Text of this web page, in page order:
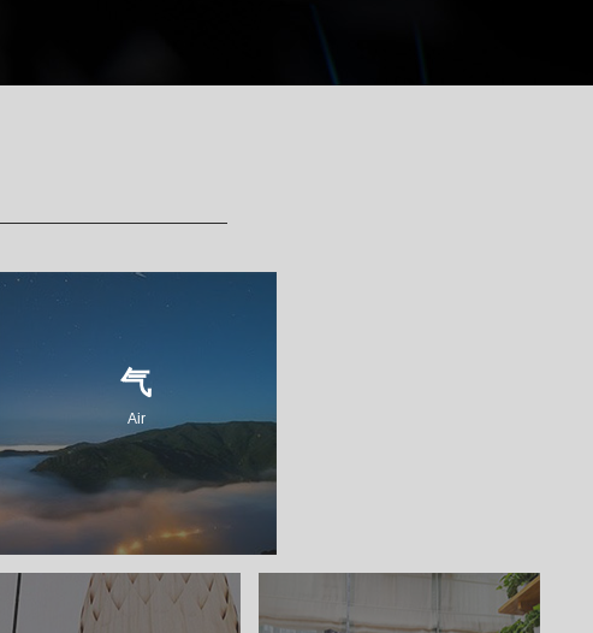
气
清新自然
自由中畅快呼吸
Air